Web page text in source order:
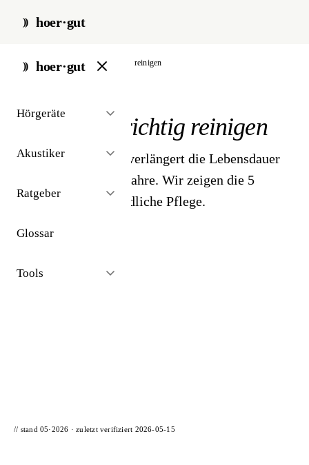
hoer·gut
hoer·gut
Hörgeräte
Akustiker
Ratgeber
Glossar
Tools
start / hörgeräte / zubehör reinigen
Hörgeräte richtig reinigen
Tägliche Reinigung verlängert die Lebensdauer
Ihres Hörgeräts um Jahre. Wir zeigen die 5
Schritte für die abendliche Pflege.
// stand 05·2026 · zuletzt verifiziert 2026-05-15